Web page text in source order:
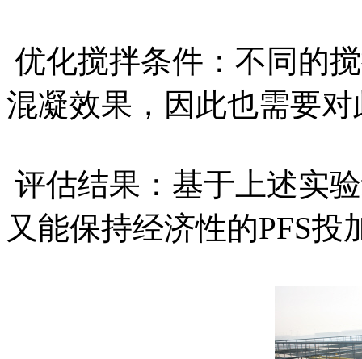
优化搅拌条件：不同的
混凝效果，因此也需要
评估结果：基于上述实
又能保持经济性的PFS